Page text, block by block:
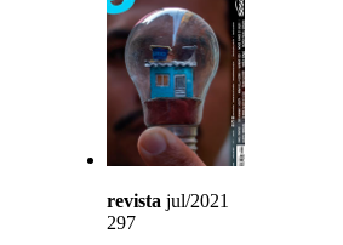
revista jul/2021
297